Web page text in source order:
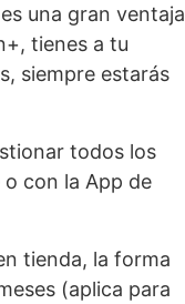
una gran ventaja
tienes a tu
siempre estarás
todos los
con la App de
tienda, la forma
(aplica para